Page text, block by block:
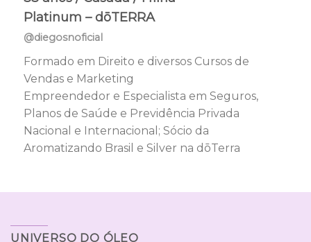
Platinum – dōTERRA
@diegosnoficial
Formado em Direito e diversos Cursos de
Vendas e Marketing
Empreendedor e Especialista em Seguros,
Planos de Saúde e Previdência Privada
Nacional e Internacional; Sócio da
Aromatizando Brasil e Silver na dōTerra
UNIVERSO DO ÓLEO